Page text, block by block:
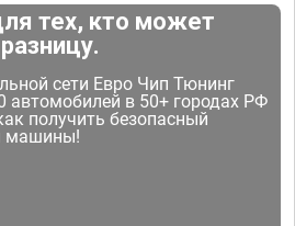
тех, кто может
сети Евро Чип Тюнинг
автомобилей в 50+ городах РФ
получить безопасный
машины!